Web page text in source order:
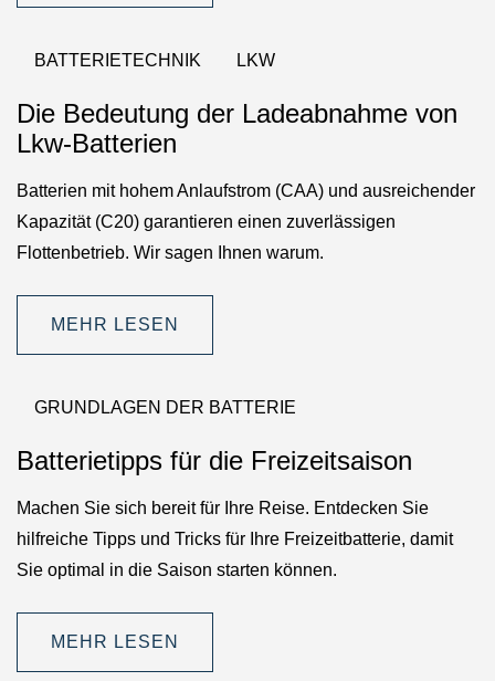
BATTERIETECHNIK LKW
Die Bedeutung der Ladeabnahme von
Lkw-Batterien
Batterien mit hohem Anlaufstrom (CAA) und ausreichender
Kapazität (C20) garantieren einen zuverlässigen
Flottenbetrieb. Wir sagen Ihnen warum.
MEHR LESEN
GRUNDLAGEN DER BATTERIE
Batterietipps für die Freizeitsaison
Machen Sie sich bereit für Ihre Reise. Entdecken Sie
hilfreiche Tipps und Tricks für Ihre Freizeitbatterie, damit
Sie optimal in die Saison starten können.
MEHR LESEN